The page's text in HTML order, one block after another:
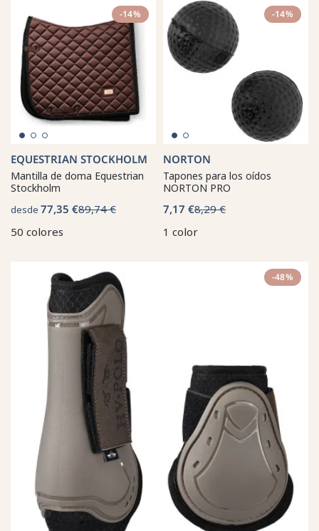
-14%
EQUESTRIAN STOCKHOLM
Mantilla de doma Equestrian
Stockholm
desde 77,35 €89,74 €
50 colores
-14%
NORTON
Tapones para los oídos
NORTON PRO
7,17 €8,29 €
1 color
-48%